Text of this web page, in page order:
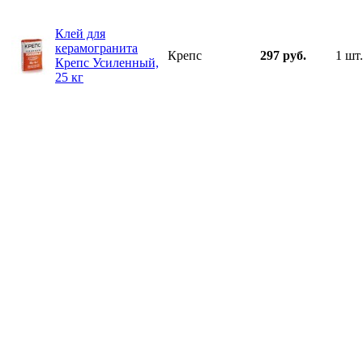
Клей для
керамогранита
Крепс Усиленный,
25 кг
Крепс 297 руб. 1 шт.